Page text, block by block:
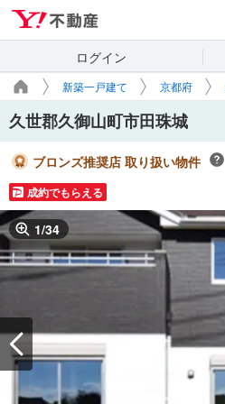
ログイン
新築一戸建て 京都府
久世郡久御山町市田珠城
ブロンズ推奨店 取り扱い物件
成約でもらえる
1/34